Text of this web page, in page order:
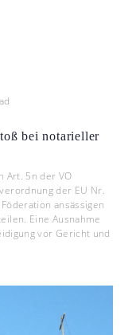
bei notarieller
Art. 5n der VO
der EU Nr.
ansässigen
Eine Ausnahme
vor Gericht und